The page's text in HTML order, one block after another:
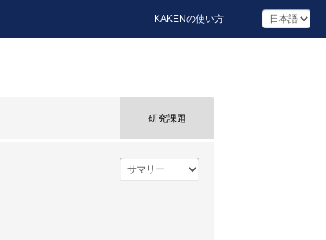
KAKENの使い方
研究課題